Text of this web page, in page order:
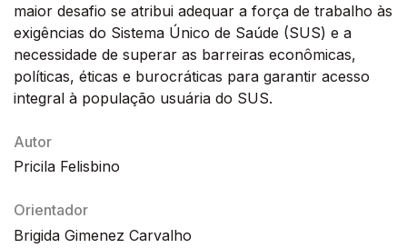
maior desafio se atribui adequar a força de trabalho às
exigências do Sistema Único de Saúde (SUS) e a
necessidade de superar as barreiras econômicas,
políticas, éticas e burocráticas para garantir acesso
integral à população usuária do SUS.
Autor
Pricila Felisbino
Orientador
Brigida Gimenez Carvalho